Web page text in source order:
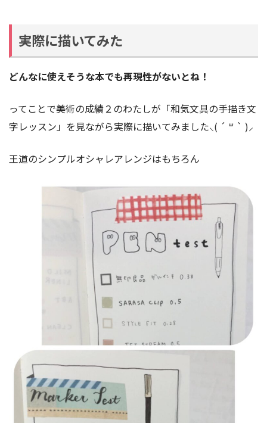
実際に描いてみた
どんなに使えそうな本でも再現性がないとね！
ってことで美術の成績２のわたしが「和気文具の手描き文
字レッスン」を見ながら実際に描いてみました⸜( ´ ꒳ ` )⸝
王道のシンプルオシャレアレンジはもちろん